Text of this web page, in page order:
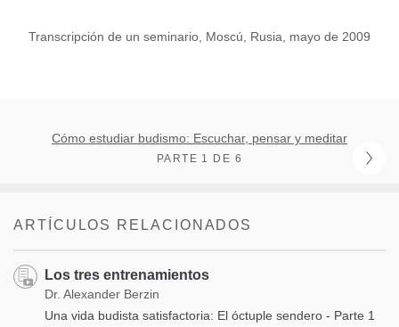
Transcripción de un seminario, Moscú, Rusia, mayo de 2009
Cómo estudiar budismo: Escuchar, pensar y meditar
PARTE 1 DE 6
ARTÍCULOS RELACIONADOS
Los tres entrenamientos
Dr. Alexander Berzin
Una vida budista satisfactoria: El óctuple sendero - Parte 1